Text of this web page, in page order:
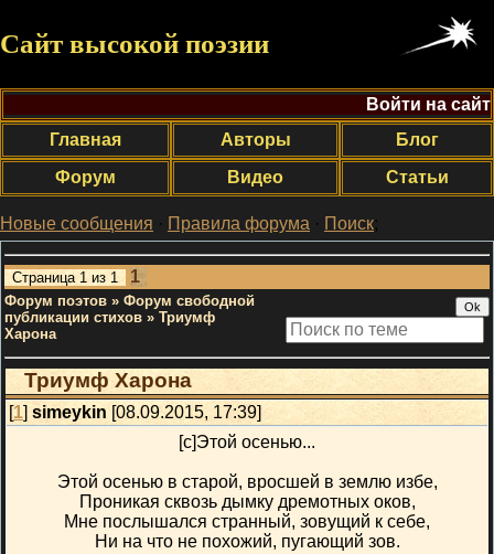
Сайт высокой поэзии
Войти на сайт
Главная
Авторы
Блог
Форум
Видео Статьи
Новые сообщения · Правила форума · Поиск;
Страница 1 из 1 1
Форум поэтов » Форум свободной
публикации стихов » Триумф
Харона
Триумф Харона
[1] simeykin [08.09.2015, 17:39]
[c]Этой осенью...
Этой осенью в старой, вросшей в землю избе,
Проникая сквозь дымку дремотных оков,
Мне послышался странный, зовущий к себе,
Ни на что не похожий, пугающий зов.